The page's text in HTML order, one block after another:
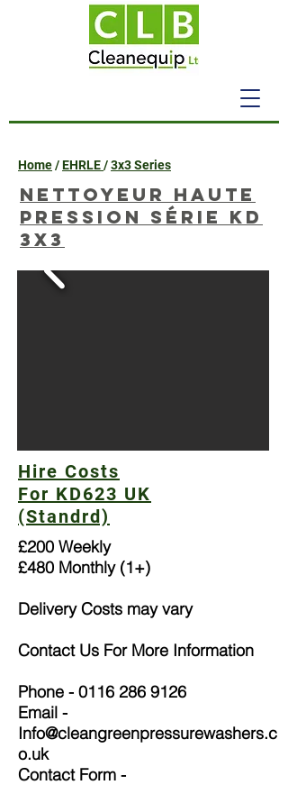
Home/EHRLE/3x3 Series
Nettoyeur haute
pression série KD
3x3
Hire Costs
For KD623 UK
(Standrd)
£200 Weekly
£480 Monthly (1+)
Delivery Costs may vary
Contact Us For More Information
Phone - 0116 286 9126
Email -
Info@cleangreenpressurewashers.c
o.uk
Contact Form -